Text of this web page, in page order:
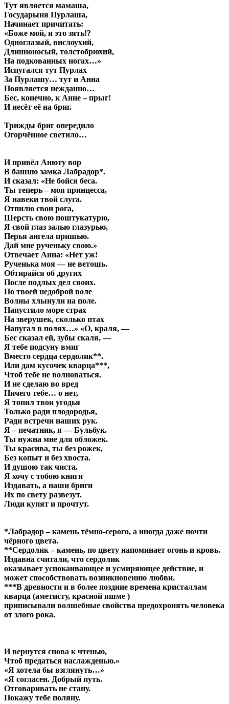
Тут является мамаша,
Государыня Пурлаша,
Начинает причитать:
«Боже мой, и это зять!?
Одноглазый, вислоухий,
Длинноносый, толстобрюхий,
На подкованных ногах…»
Испугался тут Пурлах
За Пурлашу… тут и Анна
Появляется нежданно…
Бес, конечно, к Анне – прыг!
И несёт её на бриг.
Трижды бриг опередило
Огорчённое светило…
И привёл Анюту вор
В башню замка Лабрадор*.
И сказал: «Не бойся беса.
Ты теперь – моя принцесса,
Я навеки твой слуга.
Отпилю свои рога,
Шерсть свою поштукатурю,
Я свой глаз залью глазурью,
Перья ангела пришью.
Дай мне рученьку свою.»
Отвечает Анна: «Нет уж!
Рученька моя — не ветошь.
Обтирайся об других
После подлых дел своих.
По твоей недоброй воле
Волны хлынули на поле.
Напустило море страх
На зверушек, сколько птах
Напугал в полях…» «О, краля, —
Бес сказал ей, зубы скаля, —
Я тебе подсуну вмиг
Вместо сердца сердолик**.
Или дам кусочек кварца***,
Чтоб тебе не волноваться.
И не сделаю во вред
Ничего тебе… о нет,
Я топил твои угодья
Только ради плодородья,
Ради встречи наших рук.
Я – печатник, я — Бульбук.
Ты нужна мне для обложек.
Ты красива, ты без рожек,
Без копыт и без хвоста.
И душою так чиста.
Я хочу с тобою книги
Издавать, а наши бриги
Их по свету развезут.
Люди купят и прочтут.
*Лабрадор – камень тёмно-серого, а иногда даже почти
чёрного цвета.
**Сердолик – камень, по цвету напоминает огонь и кровь.
Издавна считали, что сердолик
оказывает успокаивающее и усмиряющее действие, и
может способствовать возникновению любви.
***В древности и в более поздние времена кристаллам
кварца (аметисту, красной яшме )
приписывали волшебные свойства предохронять человека
от злого рока.
И вернутся снова к чтенью,
Чтоб предаться наслажденью.»
«Я хотела бы взглянуть…»
«Я согласен. Добрый путь.
Отговаривать не стану.
Покажу тебе поляну.